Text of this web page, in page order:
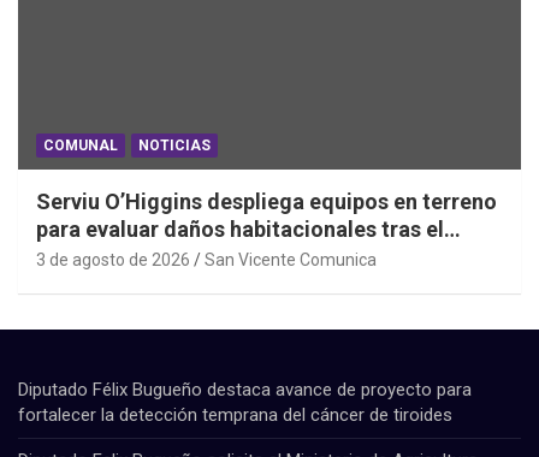
COMUNAL NOTICIAS
Serviu O’Higgins despliega equipos en terreno
para evaluar daños habitacionales tras el
Sistema Frontal
3 de agosto de 2026 San Vicente Comunica
Diputado Félix Bugueño destaca avance de proyecto para
fortalecer la detección temprana del cáncer de tiroides